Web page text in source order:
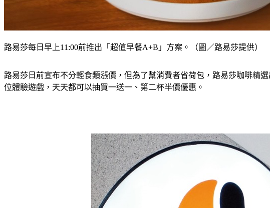
路易莎每日早上11:00前推出「超值早餐A+B」方案。（圖／路易莎提供）
路易莎日前宣布不分輕食類漲價，但為了幫消費者省荷包，路易莎咖啡精
位體驗遊戲，天天都可以抽買一送一、第二杯半價優惠。